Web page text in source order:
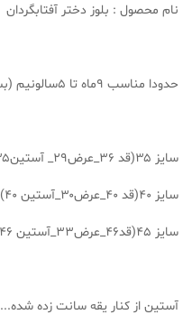
نام محصول : بلوز دختر آفتابگردان
حدودا مناسب ۹ماه تا ۵سالونیم (بستگی به هیکل بچه داره)
سایز ۳۵(قد ۳۶_عرض۲۹_ آستین۳۵)
سایز ۴۰(قد ۴۰_عرض۳۰_آستین ۴۰)
سایز ۴۵(قد۴۶_عرض۳۳_آستین ۴۶)
آستین از کنار یقه سانت زده شده...